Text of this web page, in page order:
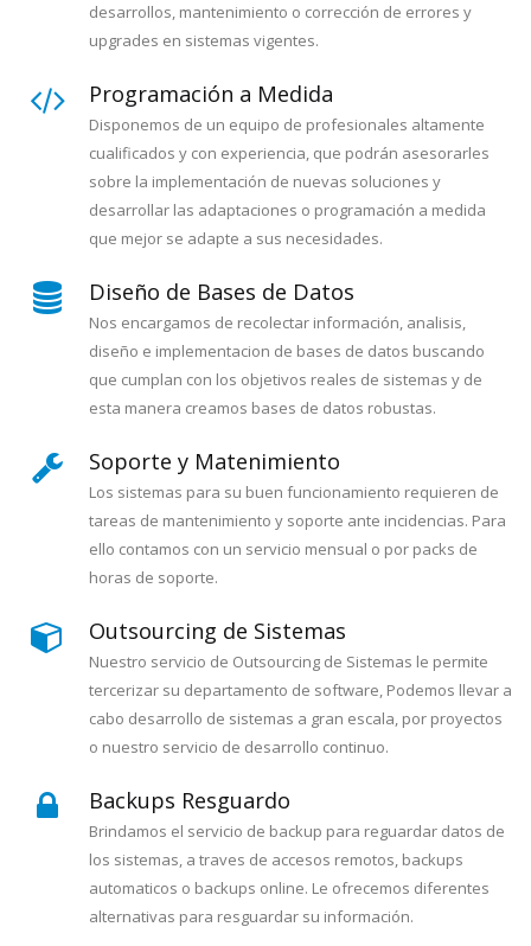
desarrollos, mantenimiento o corrección de errores y
upgrades en sistemas vigentes.
Programación a Medida
Disponemos de un equipo de profesionales altamente
cualificados y con experiencia, que podrán asesorarles
sobre la implementación de nuevas soluciones y
desarrollar las adaptaciones o programación a medida
que mejor se adapte a sus necesidades.
Diseño de Bases de Datos
Nos encargamos de recolectar información, analisis,
diseño e implementacion de bases de datos buscando
que cumplan con los objetivos reales de sistemas y de
esta manera creamos bases de datos robustas.
Soporte y Matenimiento
Los sistemas para su buen funcionamiento requieren de
tareas de mantenimiento y soporte ante incidencias. Para
ello contamos con un servicio mensual o por packs de
horas de soporte.
Outsourcing de Sistemas
Nuestro servicio de Outsourcing de Sistemas le permite
tercerizar su departamento de software, Podemos llevar a
cabo desarrollo de sistemas a gran escala, por proyectos
o nuestro servicio de desarrollo continuo.
Backups Resguardo
Brindamos el servicio de backup para reguardar datos de
los sistemas, a traves de accesos remotos, backups
automaticos o backups online. Le ofrecemos diferentes
alternativas para resguardar su información.